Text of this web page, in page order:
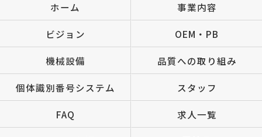
ホーム 事業内容
ビジョン OEM・PB
機械設備 品質への取り組み
個体識別番号システム スタッフ
FAQ 求人一覧